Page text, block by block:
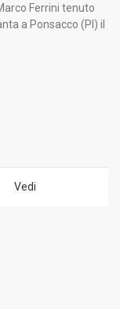
Ferrini tenuto
a Ponsacco (PI) il
Vedi